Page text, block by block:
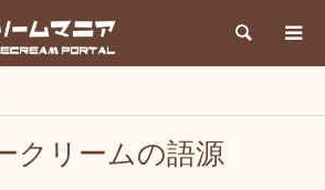
検索
クリームの語源